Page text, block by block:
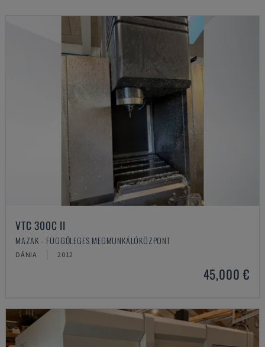
VTC 300C II
MAZAK - FÜGGŐLEGES MEGMUNKÁLÓKÖZPONT
DÁNIA 2012
45,000 €